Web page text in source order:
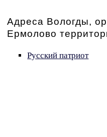
Адреса Вологды,
Ермолово
Русский патриот